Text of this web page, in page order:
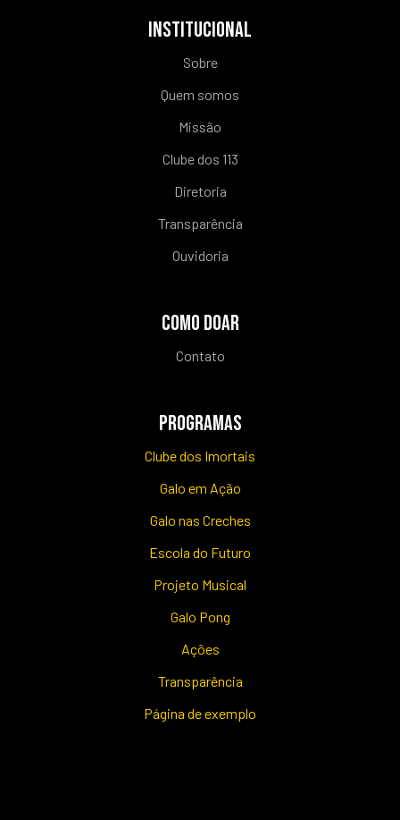
INSTITUCIONAL
Sobre
Quem somos
Missão
Clube dos 113
Diretoria
Transparência
Ouvidoria
COMO DOAR
Contato
PROGRAMAS
Clube dos Imortais
Galo em Ação
Galo nas Creches
Escola do Futuro
Projeto Musical
Galo Pong
Ações
Transparência
Página de exemplo